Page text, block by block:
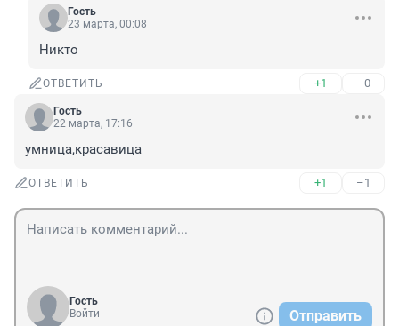
Гость
23 марта, 00:08
Никто
ОТВЕТИТЬ +1 –0
Гость
22 марта, 17:16
умница,красавица
ОТВЕТИТЬ +1 –1
Гость
Войти
Отправить